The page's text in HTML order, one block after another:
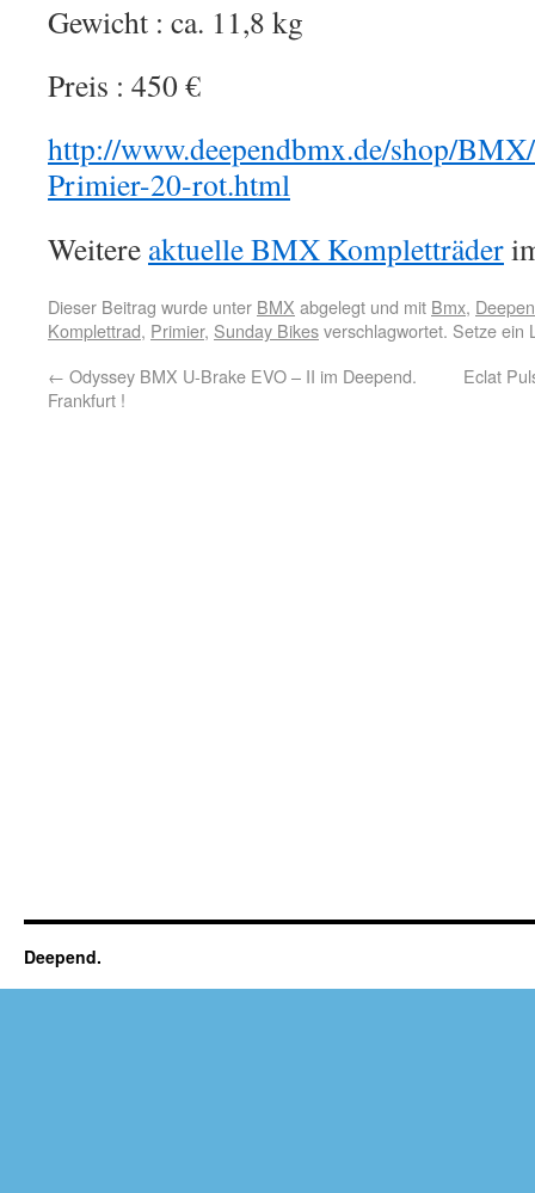
Gewicht : ca. 11,8 kg
Preis : 450 €
http://www.deependbmx.de/shop/
Primier-20-rot.html
Weitere aktuelle BMX Kompletträder
Dieser Beitrag wurde unter BMX abgelegt und mit Bmx,
Komplettrad, Primier, Sunday Bikesverschlagwortet. Setze ein
← Odyssey BMX U-Brake EVO – II im Deepend.
Frankfurt !
Eclat
Deepend.